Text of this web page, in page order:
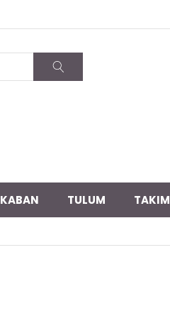
KABAN TULUM TAKIM